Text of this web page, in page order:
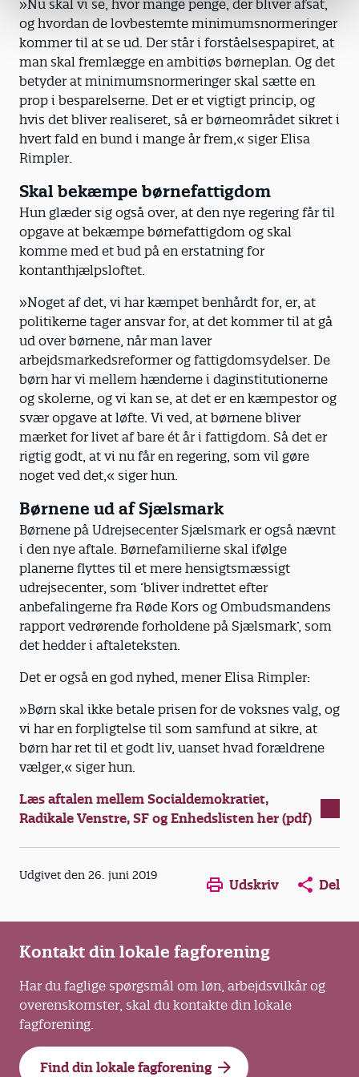
»Nu skal vi se, hvor mange penge, der bliver afsat,
og hvordan de lovbestemte minimumsnormeringer
kommer til at se ud. Der står i forståelsespapiret, at
man skal fremlægge en ambitiøs børneplan. Og det
betyder at minimumsnormeringer skal sætte en
prop i besparelserne. Det er et vigtigt princip, og
hvis det bliver realiseret, så er børneområdet sikret i
hvert fald en bund i mange år frem,« siger Elisa
Rimpler.
Skal bekæmpe børnefattigdom
Hun glæder sig også over, at den nye regering får til
opgave at bekæmpe børnefattigdom og skal
komme med et bud på en erstatning for
kontanthjælpsloftet.
»Noget af det, vi har kæmpet benhårdt for, er, at
politikerne tager ansvar for, at det kommer til at gå
ud over børnene, når man laver
arbejdsmarkedsreformer og fattigdomsydelser. De
børn har vi mellem hænderne i daginstitutionerne
og skolerne, og vi kan se, at det er en kæmpestor og
svær opgave at løfte. Vi ved, at børnene bliver
mærket for livet af bare ét år i fattigdom. Så det er
rigtig godt, at vi nu får en regering, som vil gøre
noget ved det,« siger hun.
Børnene ud af Sjælsmark
Børnene på Udrejsecenter Sjælsmark er også nævnt
i den nye aftale. Børnefamilierne skal ifølge
planerne flyttes til et mere hensigtsmæssigt
udrejsecenter, som ’bliver indrettet efter
anbefalingerne fra Røde Kors og Ombudsmandens
rapport vedrørende forholdene på Sjælsmark’, som
det hedder i aftaleteksten.
Det er også en god nyhed, mener Elisa Rimpler:
»Børn skal ikke betale prisen for de voksnes valg, og
vi har en forpligtelse til som samfund at sikre, at
børn har ret til et godt liv, uanset hvad forældrene
vælger,« siger hun.
Læs aftalen mellem Socialdemokratiet,
Radikale Venstre, SF og Enhedslisten her (pdf)
Udgivet den 26. juni 2019 Opens in a new window
Opens in a new
Opens in
Udskriv Del
Kontakt din lokale fagforening
Har du faglige spørgsmål om løn, arbejdsvilkår og
overenskomster, skal du kontakte din lokale
fagforening.
Find din lokale fagforening